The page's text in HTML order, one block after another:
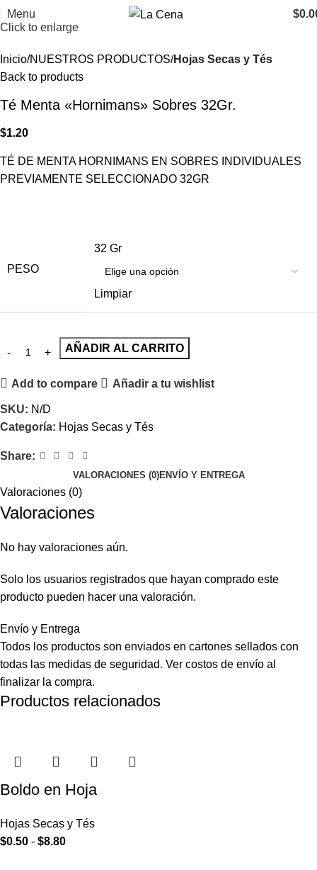
Menu $
Click to enlarge
Inicio NUESTROS PRODUCTOS Hojas Secas y Tés
Back to products
Té Menta «Hornimans» Sobres 32Gr.
$1.20
TÉ DE MENTA HORNIMANS EN SOBRES INDIVIDUALES
PREVIAMENTE SELECCIONADO 32GR
PESO
32 Gr
Limpiar
AÑADIR AL CARRITO
Add to compare Añadir a tu wishlist
SKU: N/D
Categoría: Hojas Secas y Tés
Share:
VALORACIONES (0)ENVÍO Y ENTREGA
Valoraciones (0)
Valoraciones
No hay valoraciones aún.
Solo los usuarios registrados que hayan comprado este
producto pueden hacer una valoración.
Envío y Entrega
Todos los productos son enviados en cartones sellados con
todas las medidas de seguridad. Ver costos de envío al
finalizar la compra.
Productos relacionados
Boldo en Hoja
Hojas Secas y Tés
$0.50 - $8.80